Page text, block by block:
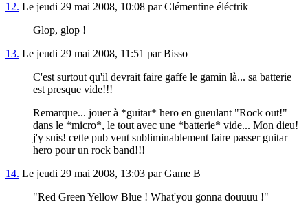
12. Le jeudi 29 mai 2008, 10:08 par Clémentine éléctrik
Glop, glop !
13. Le jeudi 29 mai 2008, 11:51 par Bisso
C'est surtout qu'il devrait faire gaffe le gamin là... sa batterie
est presque vide!!!
Remarque... jouer à *guitar* hero en gueulant "Rock out!"
dans le *micro*, le tout avec une *batterie* vide... Mon dieu!
j'y suis! cette pub veut subliminablement faire passer guitar
hero pour un rock band!!!
14. Le jeudi 29 mai 2008, 13:03 par Game B
"Red Green Yellow Blue ! What'you gonna douuuu !"